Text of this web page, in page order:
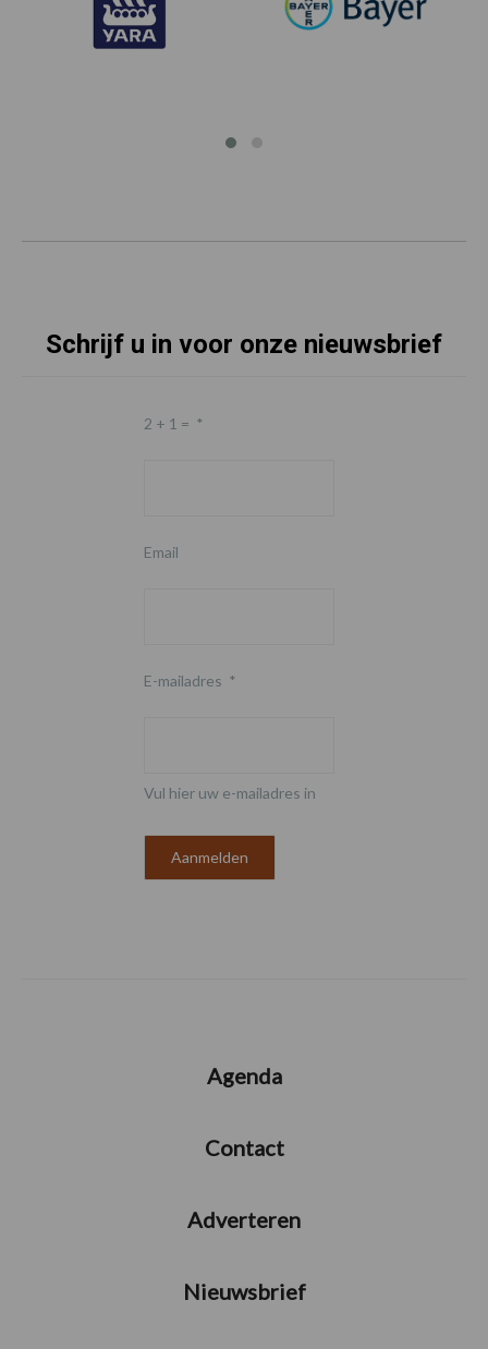
Schrijf u in voor onze nieuwsbrief
2 + 1 = *
Email
E-mailadres *
Vul hier uw e-mailadres in
Agenda
Contact
Adverteren
Nieuwsbrief